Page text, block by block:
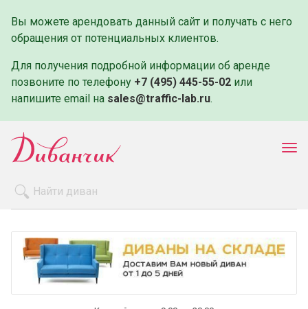
Вы можете арендовать данный сайт и получать с него
обращения от потенциальных клиентов.
Для получения подробной информации об аренде
позвоните по телефону +7 (495) 445-55-02 или
напишите email на sales@traffic-lab.ru.
Оплата и доставка
Контакты